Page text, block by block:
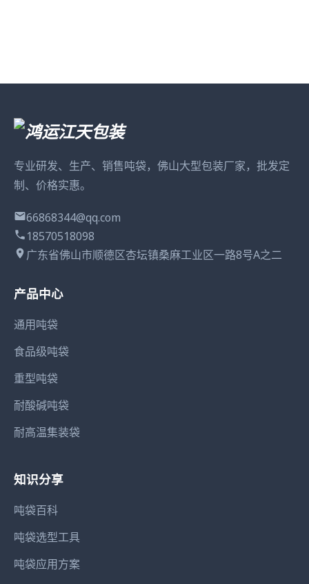
专业研发、生产、销售吨袋，佛山大型包装厂家，批发定
制、价格实惠。
66868344@qq.com
18570518098
广东省佛山市顺德区杏坛镇桑麻工业区一路8号A之二
产品中心
通用吨袋
食品级吨袋
重型吨袋
耐酸碱吨袋
耐高温集装袋
知识分享
吨袋百科
吨袋选型工具
吨袋应用方案